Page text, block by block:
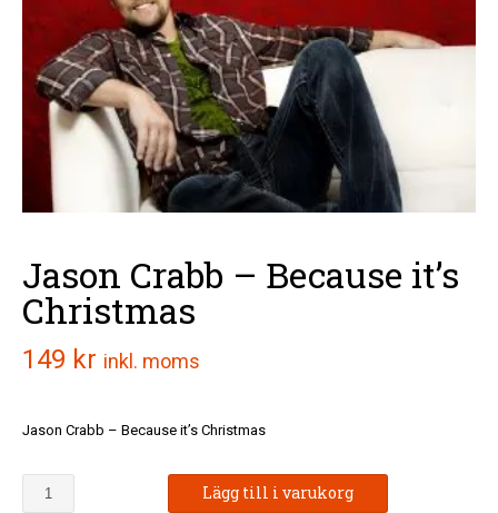
Jason Crabb – Because it’s
Christmas
149 kr inkl. moms
Jason Crabb – Because it’s Christmas
Jason
Lägg till i varukorg